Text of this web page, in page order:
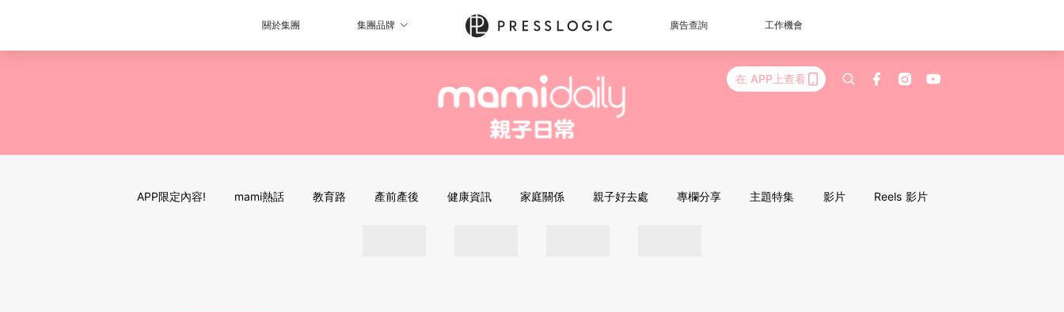
關於集團 集團品牌 廣告查詢 工作機會
在 APP上查看
APP限定內容! mami熱話 教育路 產前產後 健康資訊 家庭關係 親子好去處 專欄分享 主題特集 影片 Reels 影片